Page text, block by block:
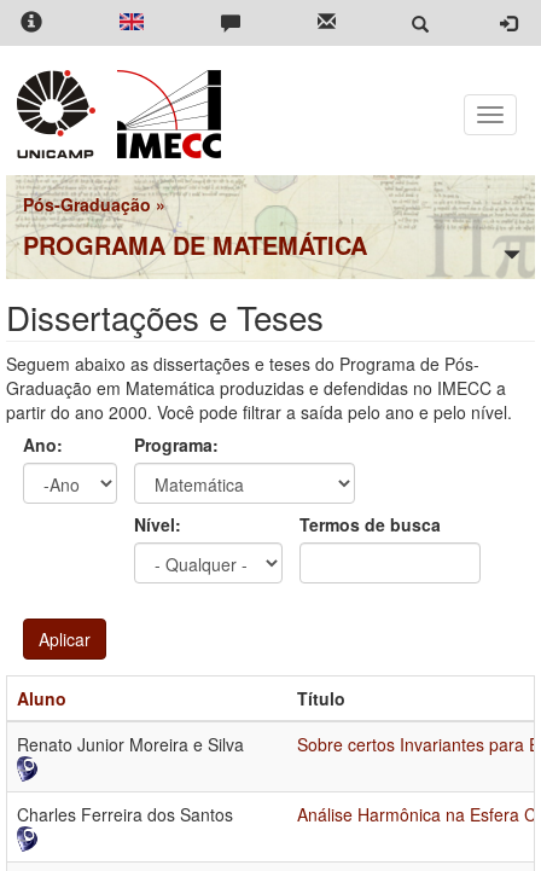
Pular
para
conteúdo
principal
Toggle
Pós-Graduação »
PROGRAMA DE MATEMÁTICA
Dissertações e Teses
Seguem abaixo as dissertações e teses do Programa de Pós-
Graduação em Matemática produzidas e defendidas no IMECC a
partir do ano 2000. Você pode filtrar a saída pelo ano e pelo nível.
Ano:
Programa:
Nível: Termos de busca
Aplicar
Aluno
Título
Renato Junior Moreira e Silva
Sobre certos Invariantes para
Charles Ferreira dos Santos Análise Harmônica na Esfera